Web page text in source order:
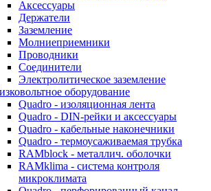
Аксессуары
Держатели
Заземление
Молниеприемники
Проводники
Соединители
Электролитическое заземление
оборудование
Quadro - изоляционная лента
Quadro - DIN-рейки и аксессуары
Quadro - кабельные наконечники
Quadro - термоусаживаемая трубка
RAMblock - металлич. оболочки
RAMklima - система контроля
микроклимата